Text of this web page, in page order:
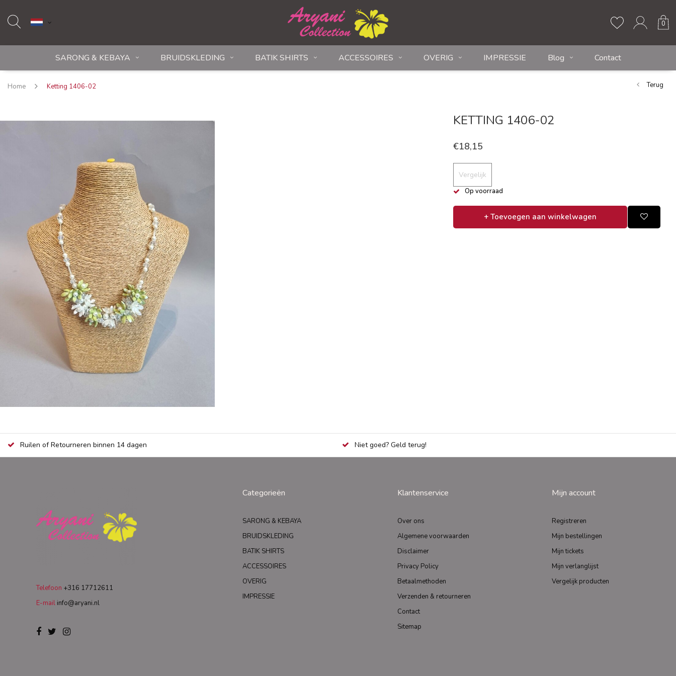
0
SARONG & KEBAYA BRUIDSKLEDING BATIK SHIRTS ACCESSOIRES OVERIG IMPRESSIE Blog Contact
Home Ketting 1406-02 Terug
KETTING 1406-02
€18,15
Vergelijk
Op voorraad
+ Toevoegen aan winkelwagen
Ruilen of Retourneren binnen 14 dagen Niet goed? Geld terug!
Telefoon +316 17712611
E-mail info@aryani.nl
Categorieën
SARONG & KEBAYA
BRUIDSKLEDING
BATIK SHIRTS
ACCESSOIRES
OVERIG
IMPRESSIE
Klantenservice
Over ons
Algemene voorwaarden
Disclaimer
Privacy Policy
Betaalmethoden
Verzenden & retourneren
Contact
Sitemap
Mijn account
Registreren
Mijn bestellingen
Mijn tickets
Mijn verlanglijst
Vergelijk producten